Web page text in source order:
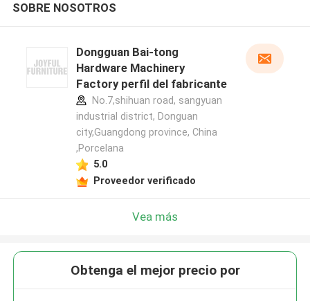
SOBRE NOSOTROS
Dongguan Bai-tong
Hardware Machinery
Factory perfil del fabricante
No.7,shihuan road, sangyuan
industrial district, Donguan
city,Guangdong province, China
,Porcelana
5.0
Proveedor verificado
Vea más
Obtenga el mejor precio por